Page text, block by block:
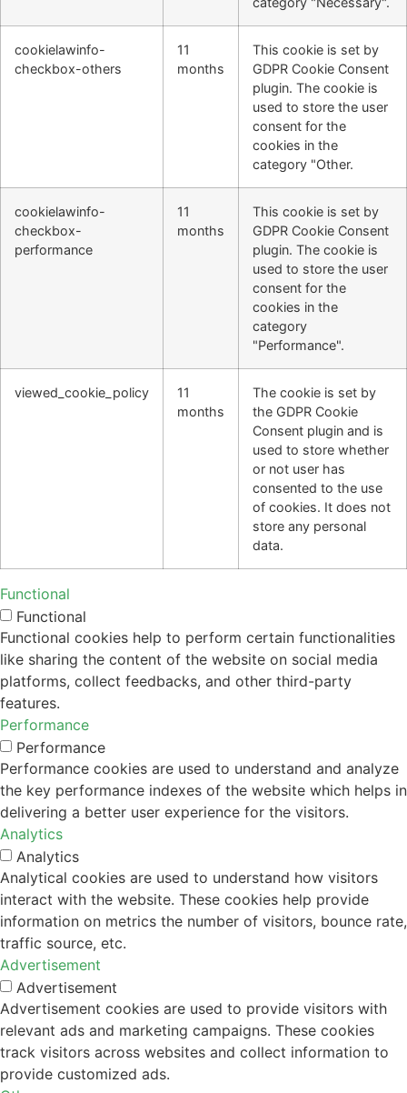
cookielawinfo-
checkbox-others
11
months
This cookie is set by
GDPR Cookie Consent
plugin. The cookie is
used to store the user
consent for the
cookies in the
category "Other.
cookielawinfo-
checkbox-
performance
11
months
This cookie is set by
GDPR Cookie Consent
plugin. The cookie is
used to store the user
consent for the
cookies in the
category
"Performance".
viewed_cookie_policy
11
months
The cookie is set by
the GDPR Cookie
Consent plugin and is
used to store whether
or not user has
consented to the use
of cookies. It does not
store any personal
data.
Functional
Functional
Functional cookies help to perform certain functionalities
like sharing the content of the website on social media
platforms, collect feedbacks, and other third-party
features.
Performance
Performance
Performance cookies are used to understand and analyze
the key performance indexes of the website which helps in
delivering a better user experience for the visitors.
Analytics
Analytics
Analytical cookies are used to understand how visitors
interact with the website. These cookies help provide
information on metrics the number of visitors, bounce rate,
traffic source, etc.
Advertisement
Advertisement
Advertisement cookies are used to provide visitors with
relevant ads and marketing campaigns. These cookies
track visitors across websites and collect information to
provide customized ads.